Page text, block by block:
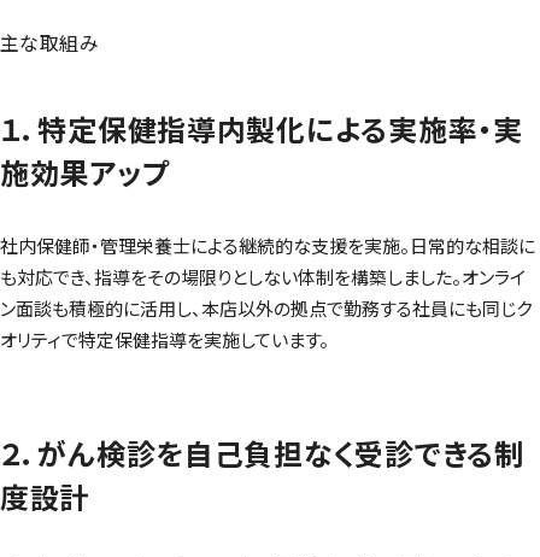
主な取組み
１．特定保健指導内製化による実施率・実
施効果アップ
社内保健師・管理栄養士による継続的な支援を実施。日常的な相談に
も対応でき、指導をその場限りとしない体制を構築しました。オンライ
ン面談も積極的に活用し、本店以外の拠点で勤務する社員にも同じク
オリティで特定保健指導を実施しています。
２．がん検診を自己負担なく受診できる制
度設計